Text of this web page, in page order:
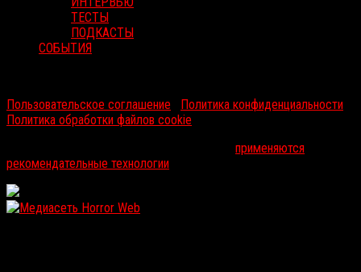
ТЕСТЫ
ПОДКАСТЫ
СОБЫТИЯ
Пользовательское соглашение
Политика конфиденциальности
Политика обработки файлов cookie
применяются
рекомендательные технологии